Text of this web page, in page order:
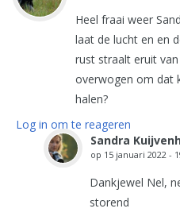
Heel fraai weer
laat de lucht en en
rust straalt eruit
overwogen om dat
halen?
Log in om te reageren
Sandra
op 15 januari 2022 -
Dankjewel Nel,
storend